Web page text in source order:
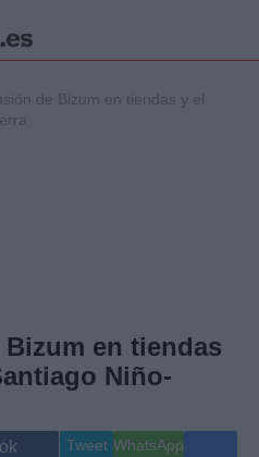
Gente
Musica
de Bizum en tiendas y el
en tiendas
Niño-
Tweet WhatsApp